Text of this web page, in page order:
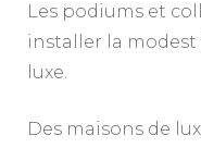
Les podiums et
installer la modest
luxe.
Des maisons de